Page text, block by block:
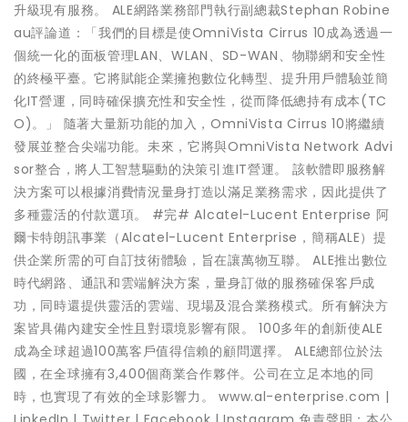
升級現有服務。 ALE網路業務部門執行副總裁Stephan Robine
au評論道：「我們的目標是使OmniVista Cirrus 10成為透過一
個統一化的面板管理LAN、WLAN、SD-WAN、物聯網和安全性
的終極平臺。它將賦能企業擁抱數位化轉型、提升用戶體驗並簡
化IT營運，同時確保擴充性和安全性，從而降低總持有成本(TC
O)。」 隨著大量新功能的加入，OmniVista Cirrus 10將繼續
發展並整合尖端功能。未來，它將與OmniVista Network Advi
sor整合，將人工智慧驅動的決策引進IT營運。 該軟體即服務解
決方案可以根據消費情況量身打造以滿足業務需求，因此提供了
多種靈活的付款選項。 #完# Alcatel-Lucent Enterprise 阿
爾卡特朗訊事業（Alcatel-Lucent Enterprise，簡稱ALE）提
供企業所需的可自訂技術體驗，旨在讓萬物互聯。 ALE推出數位
時代網路、通訊和雲端解決方案，量身訂做的服務確保客戶成
功，同時還提供靈活的雲端、現場及混合業務模式。所有解決方
案皆具備內建安全性且對環境影響有限。 100多年的創新使ALE
成為全球超過100萬客戶值得信賴的顧問選擇。 ALE總部位於法
國，在全球擁有3,400個商業合作夥伴。公司在立足本地的同
時，也實現了有效的全球影響力。 www.al-enterprise.com |